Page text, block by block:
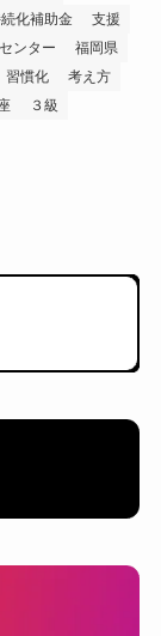
化補助金
支援
ンター
福岡県
習慣化
考え方
３級